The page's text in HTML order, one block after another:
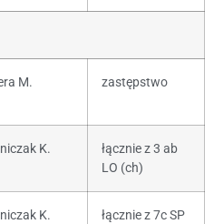
M. zastępstwo
K.
łącznie z 3 ab
LO (ch)
K.
łącznie z 7c SP